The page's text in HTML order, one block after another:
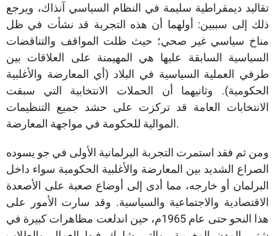
تقاليد ديمقراطية سليمة في النظام السياسي آنذاك، ويرجع
ذلك إلى سببين: أولهما أن هذه التجربة قد نشأت في ظل
مناخ سياسي غير صحي؛ حيث ظلت المواقف والتناقضات
السياسية السابقة عليها هي المهيمنة على العلاقات بين
طرفي العملية السياسية في البلاد (أي المعارضة والأغلبية
الحكومية). وثانيهما أن الحملات الانتخابية التي سبقت
الانتخابات العامة قد تركزت على حشد جميع التنظيمات
الموالية للحكومة في مواجهة المعارضة.
ومن ثم فقد استمرت التجربة البرلمانية الأولى في جو يسوده
الصراع الشديد بين المعارضة والأغلبية الحكومية سواء داخل
البرلمان أو خارجه، مما أدى إلى أوضاع صعبة على الأصعدة
الاقتصادية والاجتماعية والسياسية. وقد سارت الأمور على
هذا النحو حتى عام 1965م، حين اندلعت مظاهرات كبيرة في